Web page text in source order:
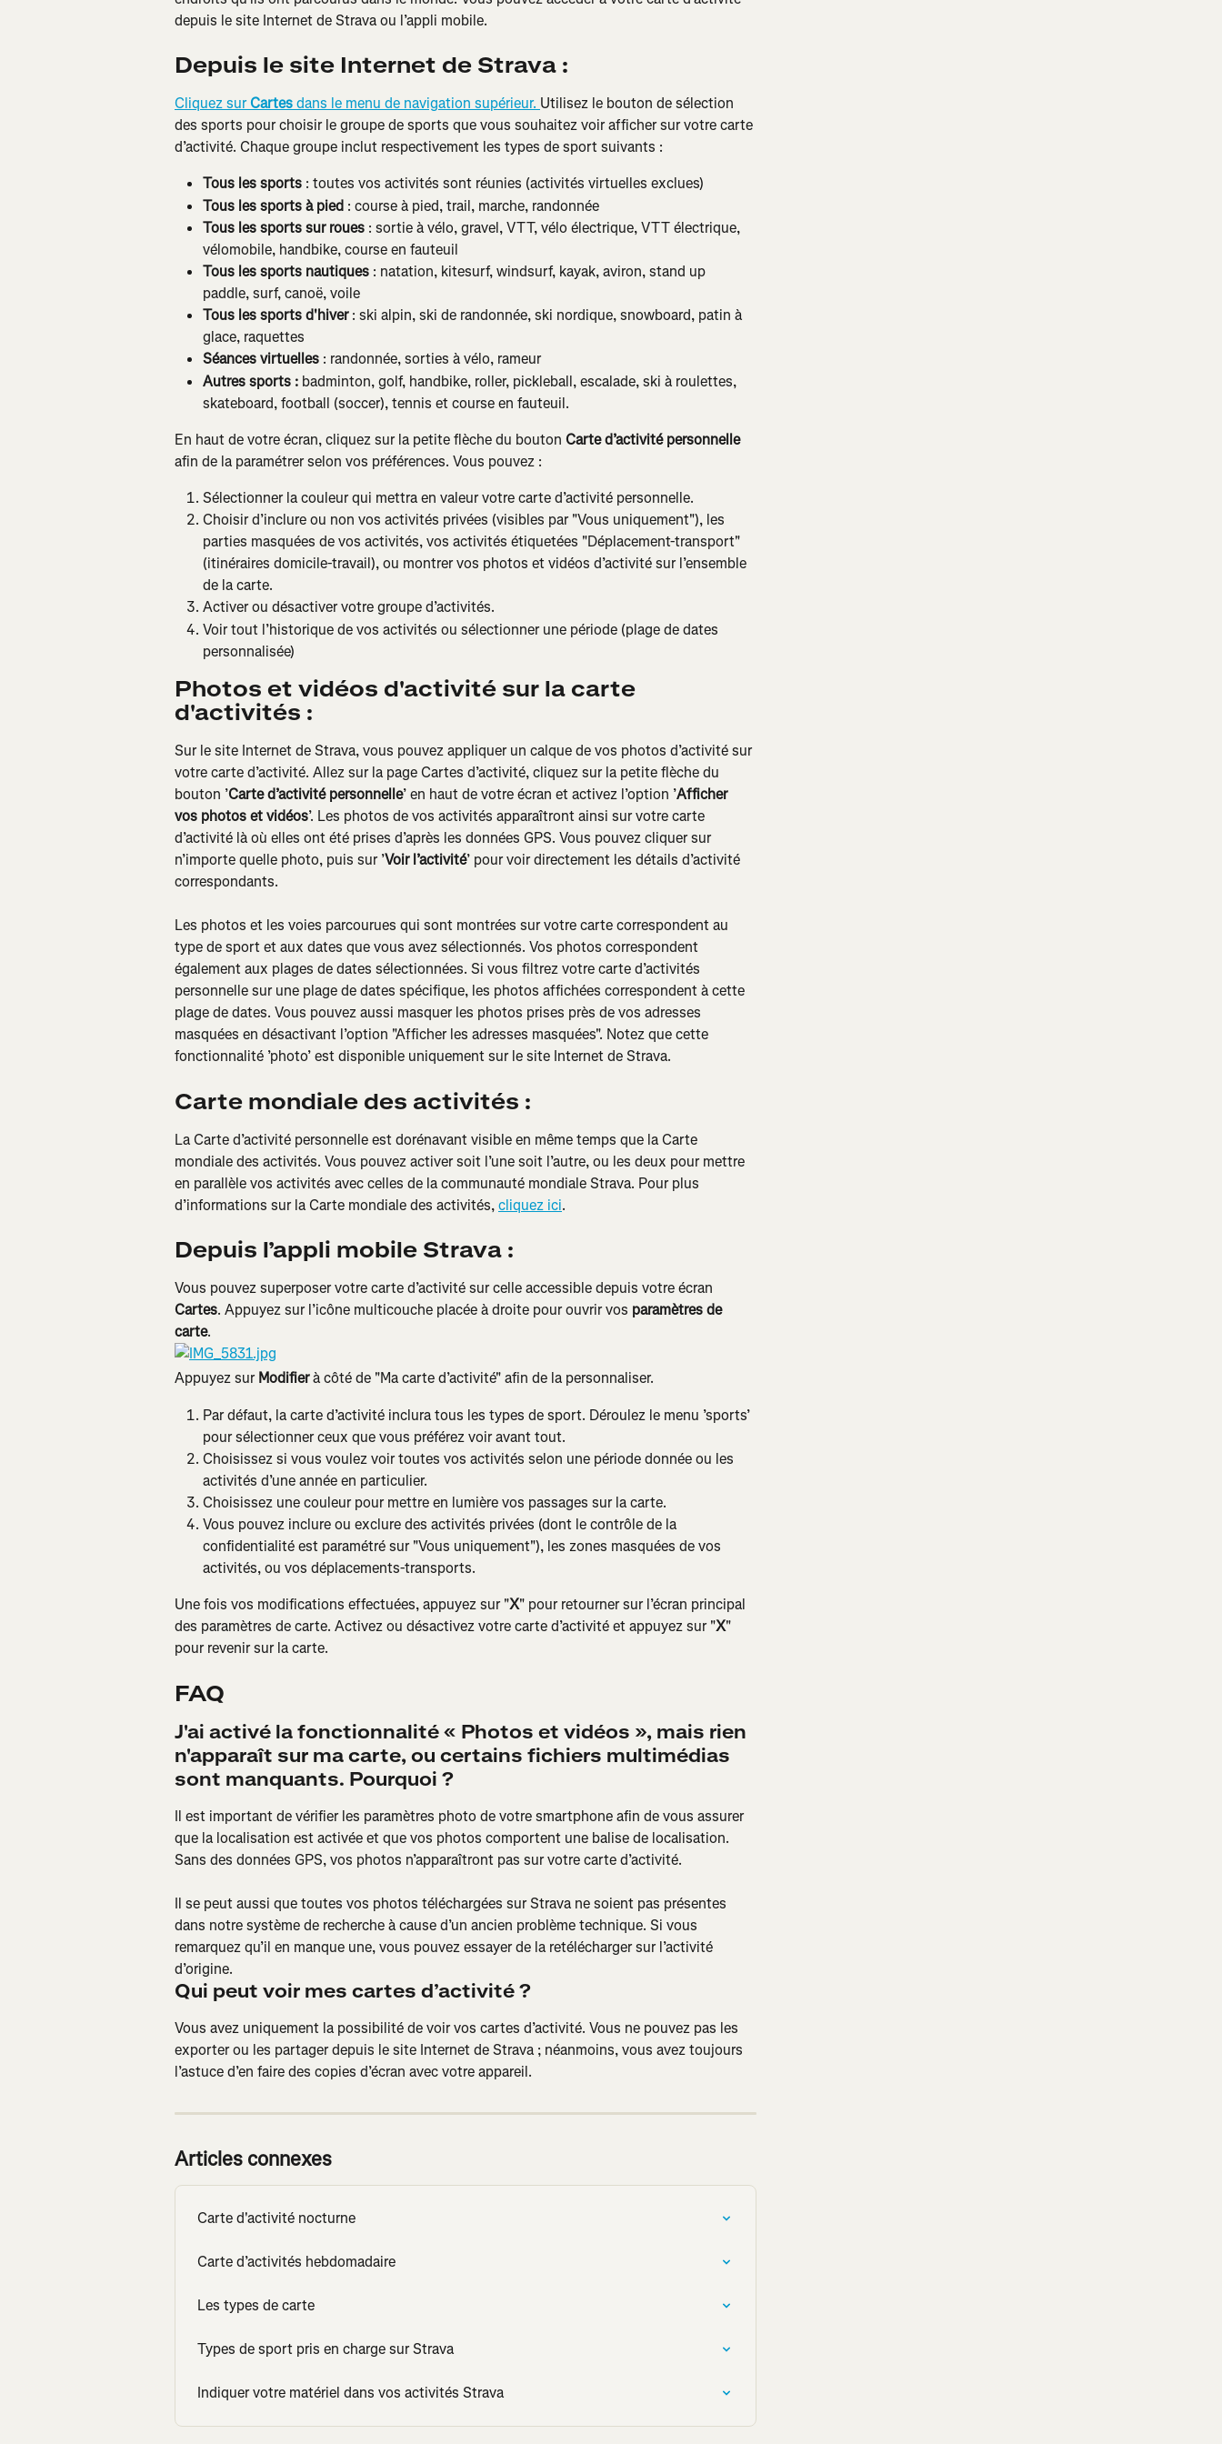
depuis le site Internet de Strava ou l’appli mobile.
Depuis le site Internet de Strava :
Cliquez sur Cartes dans le menu de navigation supérieur. Utilisez le bouton de sélection
des sports pour choisir le groupe de sports que vous souhaitez voir afficher sur votre carte
d’activité. Chaque groupe inclut respectivement les types de sport suivants :
Tous les sports : toutes vos activités sont réunies (activités virtuelles exclues)
Tous les sports à pied : course à pied, trail, marche, randonnée
Tous les sports sur roues : sortie à vélo, gravel, VTT, vélo électrique, VTT électrique,
vélomobile, handbike, course en fauteuil
Tous les sports nautiques : natation, kitesurf, windsurf, kayak, aviron, stand up
paddle, surf, canoë, voile
Tous les sports d'hiver : ski alpin, ski de randonnée, ski nordique, snowboard, patin à
glace, raquettes
Séances virtuelles : randonnée, sorties à vélo, rameur
Autres sports : badminton, golf, handbike, roller, pickleball, escalade, ski à roulettes,
skateboard, football (soccer), tennis et course en fauteuil.
En haut de votre écran, cliquez sur la petite flèche du bouton Carte d’activité personnelle
afin de la paramétrer selon vos préférences. Vous pouvez :
Sélectionner la couleur qui mettra en valeur votre carte d’activité personnelle.
Choisir d’inclure ou non vos activités privées (visibles par "Vous uniquement"), les
parties masquées de vos activités, vos activités étiquetées "Déplacement-transport"
(itinéraires domicile-travail), ou montrer vos photos et vidéos d’activité sur l’ensemble
de la carte.
Activer ou désactiver votre groupe d’activités.
Voir tout l’historique de vos activités ou sélectionner une période (plage de dates
personnalisée)
Photos et vidéos d'activité sur la carte
d'activités :
Sur le site Internet de Strava, vous pouvez appliquer un calque de vos photos d’activité sur
votre carte d’activité. Allez sur la page Cartes d’activité, cliquez sur la petite flèche du
bouton ’Carte d’activité personnelle’ en haut de votre écran et activez l’option ’Afficher
vos photos et vidéos’. Les photos de vos activités apparaîtront ainsi sur votre carte
d’activité là où elles ont été prises d’après les données GPS. Vous pouvez cliquer sur
n’importe quelle photo, puis sur ’Voir l’activité’ pour voir directement les détails d’activité
correspondants.
Les photos et les voies parcourues qui sont montrées sur votre carte correspondent au
type de sport et aux dates que vous avez sélectionnés. Vos photos correspondent
également aux plages de dates sélectionnées. Si vous filtrez votre carte d’activités
personnelle sur une plage de dates spécifique, les photos affichées correspondent à cette
plage de dates. Vous pouvez aussi masquer les photos prises près de vos adresses
masquées en désactivant l’option "Afficher les adresses masquées". Notez que cette
fonctionnalité ’photo’ est disponible uniquement sur le site Internet de Strava.
Carte mondiale des activités :
La Carte d’activité personnelle est dorénavant visible en même temps que la Carte
mondiale des activités. Vous pouvez activer soit l’une soit l’autre, ou les deux pour mettre
en parallèle vos activités avec celles de la communauté mondiale Strava. Pour plus
d’informations sur la Carte mondiale des activités, cliquez ici.
Depuis l’appli mobile Strava :
Vous pouvez superposer votre carte d’activité sur celle accessible depuis votre écran
Cartes. Appuyez sur l’icône multicouche placée à droite pour ouvrir vos paramètres de
carte.
Appuyez sur Modifier à côté de "Ma carte d’activité" afin de la personnaliser.
Par défaut, la carte d’activité inclura tous les types de sport. Déroulez le menu ’sports’
pour sélectionner ceux que vous préférez voir avant tout.
Choisissez si vous voulez voir toutes vos activités selon une période donnée ou les
activités d’une année en particulier.
Choisissez une couleur pour mettre en lumière vos passages sur la carte.
Vous pouvez inclure ou exclure des activités privées (dont le contrôle de la
confidentialité est paramétré sur "Vous uniquement"), les zones masquées de vos
activités, ou vos déplacements-transports.
Une fois vos modifications effectuées, appuyez sur "X" pour retourner sur l’écran principal
des paramètres de carte. Activez ou désactivez votre carte d’activité et appuyez sur "X"
pour revenir sur la carte.
FAQ
J'ai activé la fonctionnalité « Photos et vidéos », mais rien
n'apparaît sur ma carte, ou certains fichiers multimédias
sont manquants. Pourquoi ?
Il est important de vérifier les paramètres photo de votre smartphone afin de vous assurer
que la localisation est activée et que vos photos comportent une balise de localisation.
Sans des données GPS, vos photos n’apparaîtront pas sur votre carte d’activité.
Il se peut aussi que toutes vos photos téléchargées sur Strava ne soient pas présentes
dans notre système de recherche à cause d’un ancien problème technique. Si vous
remarquez qu’il en manque une, vous pouvez essayer de la retélécharger sur l’activité
d’origine.
Qui peut voir mes cartes d’activité ?
Vous avez uniquement la possibilité de voir vos cartes d’activité. Vous ne pouvez pas les
exporter ou les partager depuis le site Internet de Strava ; néanmoins, vous avez toujours
l’astuce d’en faire des copies d’écran avec votre appareil.
Articles connexes
Carte d'activité nocturne
Carte d’activités hebdomadaire
Les types de carte
Types de sport pris en charge sur Strava
Indiquer votre matériel dans vos activités Strava